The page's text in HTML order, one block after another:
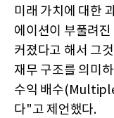
미래 가치에 대한
에이션이 부풀려
커졌다고 해서 그
재무 구조를 의미
수익 배수
다"고 제언했다.